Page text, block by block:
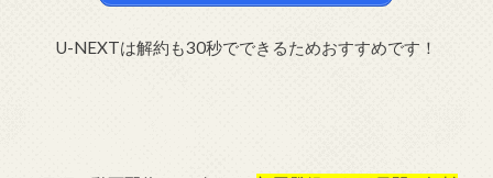
U-NEXTは解約も30秒でできるためおすすめです！